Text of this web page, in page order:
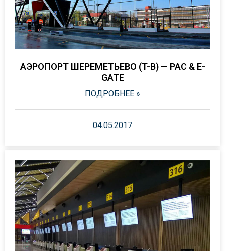
АЭРОПОРТ ШЕРЕМЕТЬЕВО (T-B) — PAC & E-
GATE
ПОДРОБНЕЕ »
04.05.2017